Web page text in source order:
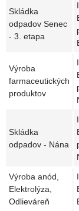
Skládka
odpadov Senec
- 3. etapa
Výroba
farmaceutických
produktov
Skládka
odpadov - Nána
Výroba anód,
Elektrolýza,
Odlieváreň